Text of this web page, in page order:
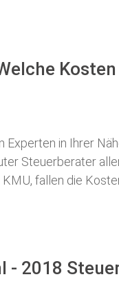
Experten in Ihrer
Steuerberater
fallen die
2018